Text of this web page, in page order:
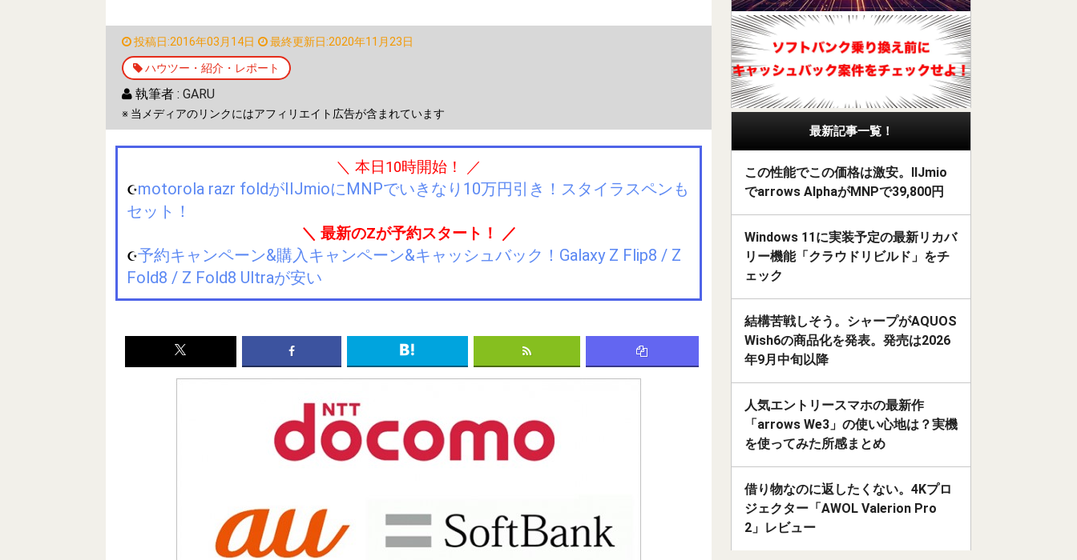
投稿日:2016年03月14日 最終更新日:2020年11月23日
ハウツー・紹介・レポート
執筆者 : GARU
※ 当メディアのリンクにはアフィリエイト広告が含まれています
＼ 本日10時開始！ ／
☪️motorola razr foldがIIJmioにMNPでいきなり10万円引き！スタイラスペンも
セット！
＼ 最新のZが予約スタート！ ／
☪️予約キャンペーン&購入キャンペーン&キャッシュバック！Galaxy Z Flip8 / Z
Fold8 / Z Fold8 Ultraが安い
最新記事一覧！
この性能でこの価格は激安。IIJmio
でarrows AlphaがMNPで39,800円
Windows 11に実装予定の最新リカバ
リー機能「クラウドリビルド」をチ
ェック
結構苦戦しそう。シャープがAQUOS
Wish6の商品化を発表。発売は2026
年9月中旬以降
人気エントリースマホの最新作
「arrows We3」の使い心地は？実機
を使ってみた所感まとめ
借り物なのに返したくない。4Kプロ
ジェクター「AWOL Valerion Pro
2」レビュー